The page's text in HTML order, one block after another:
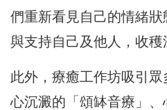
們重新看見自己的情緒
與支持自己及他人，收穫
此外，療癒工作坊吸引
心沉澱的「頌缽音療」